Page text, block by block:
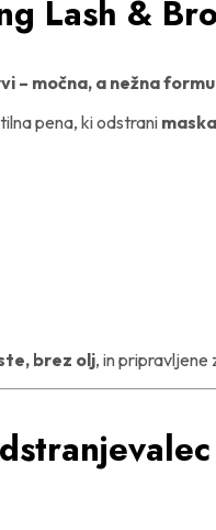
Lash &
– močna, a nežna
pena, ki odstrani
brez olj, in